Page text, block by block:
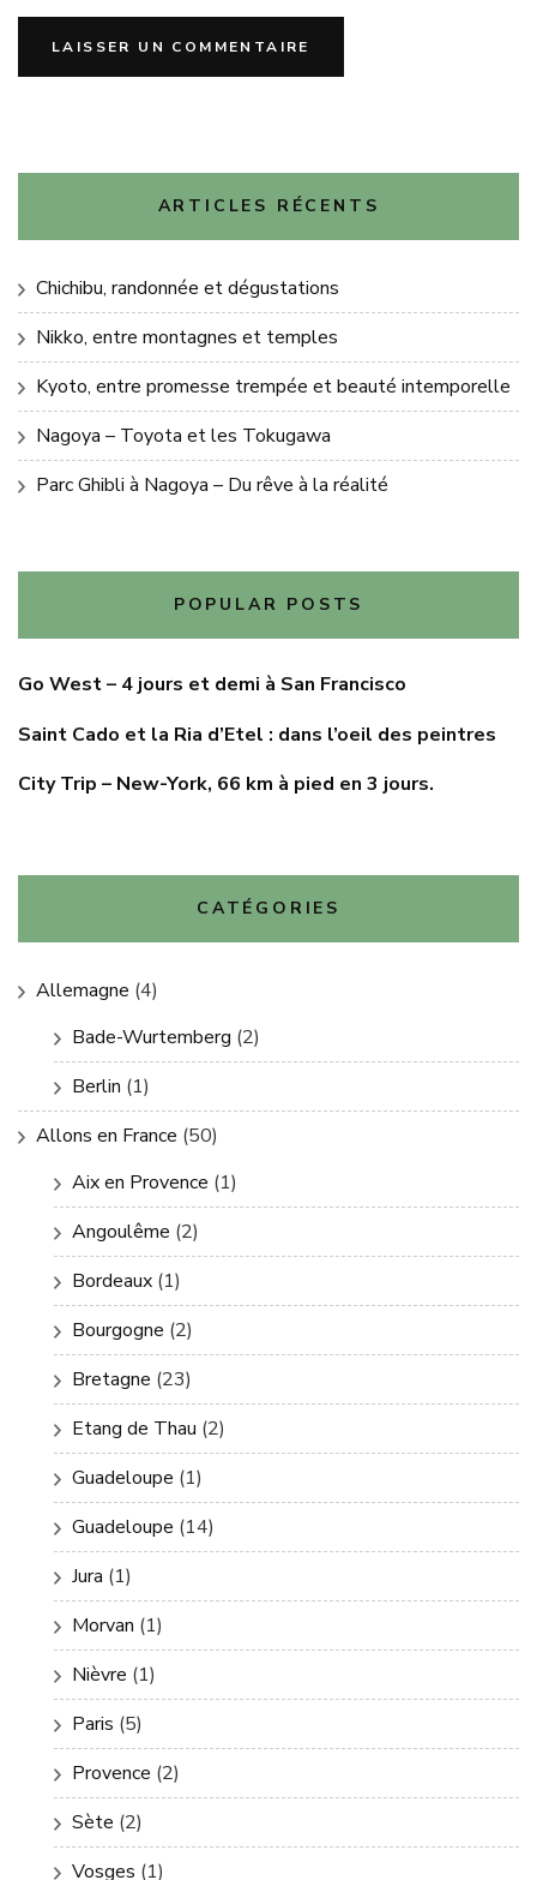
ARTICLES RÉCENTS
Chichibu, randonnée et dégustations
Nikko, entre montagnes et temples
Kyoto, entre promesse trempée et beauté intemporelle
Nagoya – Toyota et les Tokugawa
Parc Ghibli à Nagoya – Du rêve à la réalité
POPULAR POSTS
Go West – 4 jours et demi à San Francisco
Saint Cado et la Ria d’Etel : dans l’oeil des peintres
City Trip – New-York, 66 km à pied en 3 jours.
CATÉGORIES
Allemagne (4)
Bade-Wurtemberg (2)
Berlin (1)
Allons en France (50)
Aix en Provence (1)
Angoulême (2)
Bordeaux (1)
Bourgogne (2)
Bretagne (23)
Etang de Thau (2)
Guadeloupe (1)
Guadeloupe (14)
Jura (1)
Morvan (1)
Nièvre (1)
Paris (5)
Provence (2)
Sète (2)
Vosges (1)